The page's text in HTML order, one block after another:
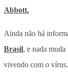
Abbott.
Ainda não há
Brasil, e nada muda
vivendo com o